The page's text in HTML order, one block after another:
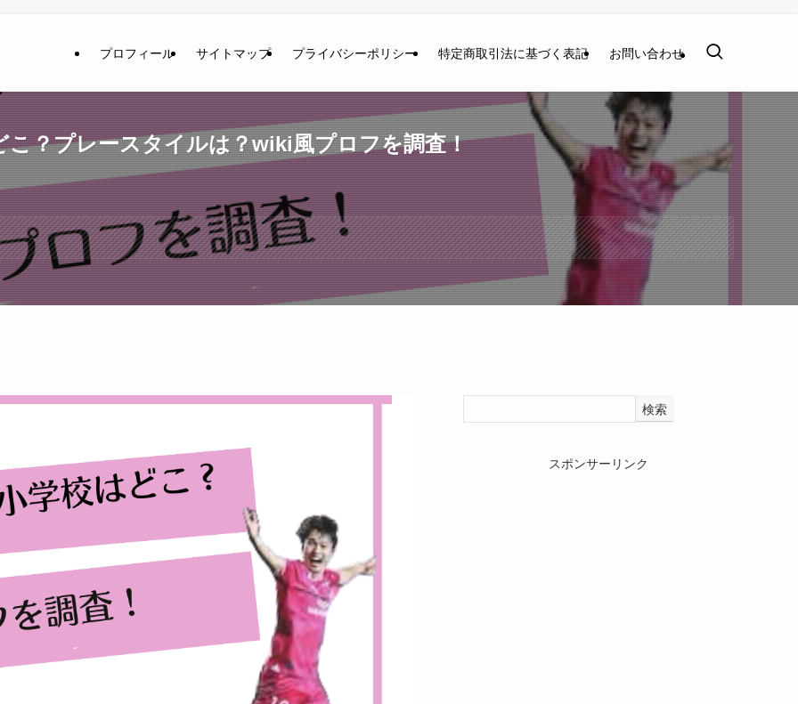
プロフィール サイトマップ プライバシーポリシー 特定商取引法に基づく表記 お問い合わせ
こ？プレースタイルは？wiki風プロフを調査！
検索
スポンサーリンク